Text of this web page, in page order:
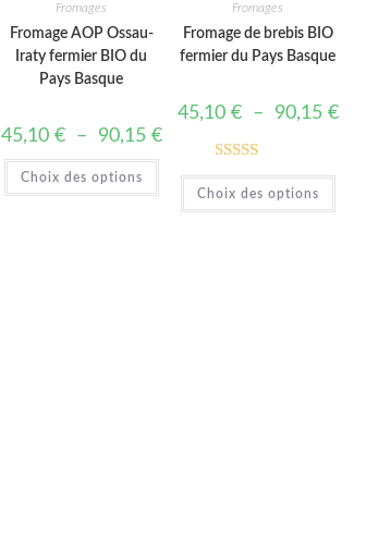
SEARCH
Fromages
Fromage AOP Ossau-
Iraty fermier BIO du
Pays Basque
45,10 € – 90,15 €Plage
45,10 €
90,15 €
Choix des options
produit
a
plusieurs
Fromages
Fromage de brebis BIO
fermier du Pays Basque
45,10 € – 90,15 €Plage
Note5.00
sur 5
Choix des options
a